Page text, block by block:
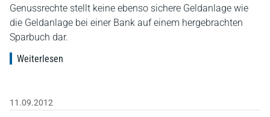
Genussrechte stellt keine ebenso sichere Geldanlage wie
die Geldanlage bei einer Bank auf einem hergebrachten
Sparbuch dar.
Weiterlesen
11.09.2012